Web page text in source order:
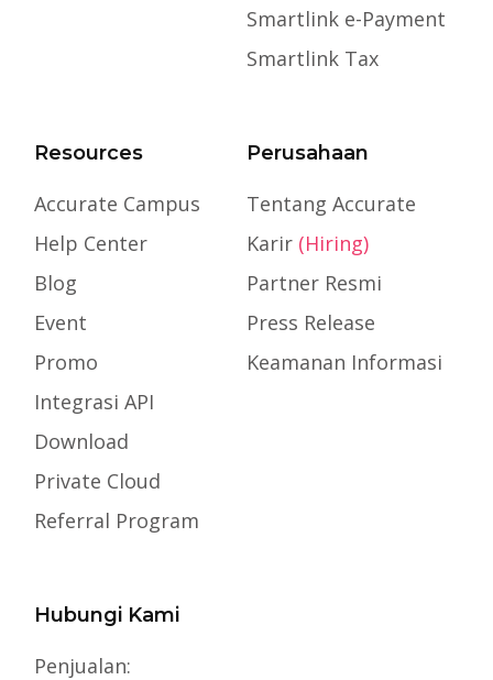
Smartlink e-Payment
Smartlink Tax
Resources
Accurate Campus
Help Center
Blog
Event
Promo
Integrasi API
Download
Private Cloud
Referral Program
Perusahaan
Tentang Accurate
Karir (Hiring)
Partner Resmi
Press Release
Keamanan Informasi
Hubungi Kami
Penjualan: